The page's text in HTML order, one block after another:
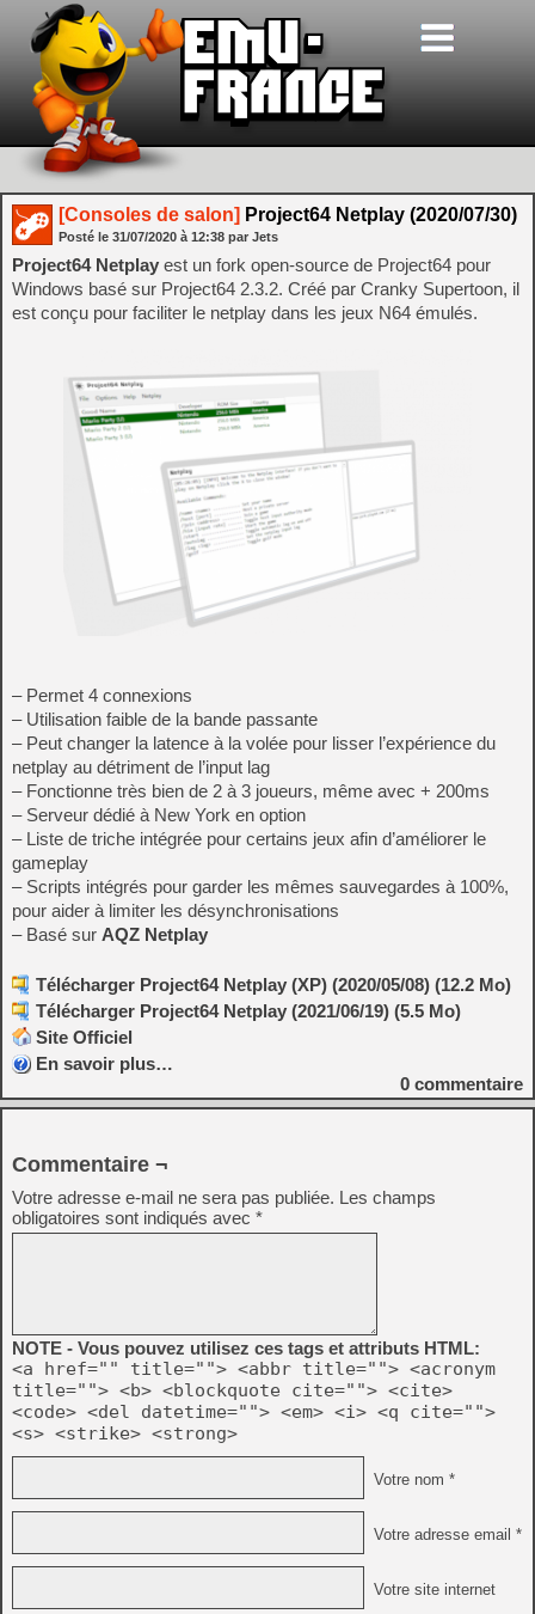
[Consoles de salon] Project64 Netplay (2020/07/30)
Posté le 31/07/2020 à 12:38 par Jets
Project64 Netplay est un fork open-source de Project64 pour
Windows basé sur Project64 2.3.2. Créé par Cranky Supertoon, il
est conçu pour faciliter le netplay dans les jeux N64 émulés.
– Permet 4 connexions
– Utilisation faible de la bande passante
– Peut changer la latence à la volée pour lisser l’expérience du
netplay au détriment de l’input lag
– Fonctionne très bien de 2 à 3 joueurs, même avec + 200ms
– Serveur dédié à New York en option
– Liste de triche intégrée pour certains jeux afin d’améliorer le
gameplay
– Scripts intégrés pour garder les mêmes sauvegardes à 100%,
pour aider à limiter les désynchronisations
– Basé sur AQZ Netplay
Télécharger Project64 Netplay (XP) (2020/05/08) (12.2 Mo)
Télécharger Project64 Netplay (2021/06/19) (5.5 Mo)
Site Officiel
En savoir plus…
0 commentaire
Commentaire ¬
Votre adresse e-mail ne sera pas publiée. Les champs
obligatoires sont indiqués avec *
NOTE - Vous pouvez utilisez ces tags et attributs HTML:
<a href="" title=""> <abbr title=""> <acronym
title=""> <b> <blockquote cite=""> <cite>
<code> <del datetime=""> <em> <i> <q cite="">
<s> <strike> <strong>
Votre nom *
Votre adresse email *
Votre site internet